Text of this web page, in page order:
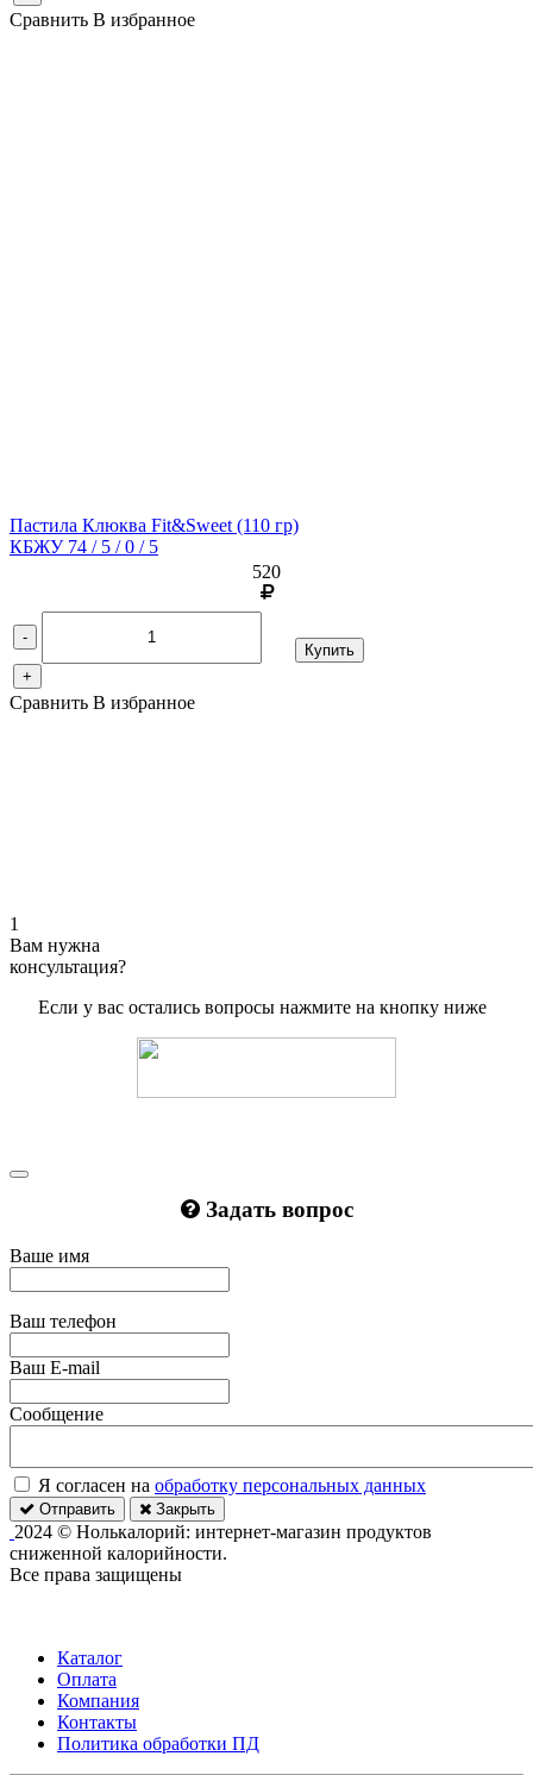
Сравнить В избранное
Пастила Клюква Fit&Sweet (110 гр)
КБЖУ 74 / 5 / 0 / 5
520
-
+
Купить
Сравнить В избранное
1
Вам нужна
консультация?
Если у вас остались вопросы нажмите на кнопку ниже
Задать вопрос
Ваше имя
Ваш телефон
Ваш E-mail
Сообщение
Я согласен на обработку персональных данных
Отправить Закрыть
2024 © Нолькалорий: интернет-магазин продуктов
сниженной калорийности.
Все права защищены
Каталог
Оплата
Компания
Контакты
Политика обработки ПД